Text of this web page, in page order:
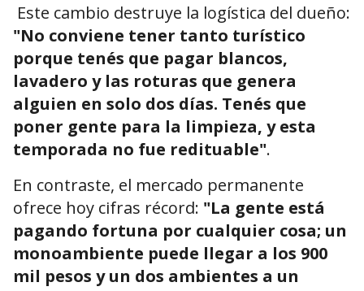
Este cambio destruye la logística del dueño:
"No conviene tener tanto turístico
porque tenés que pagar blancos,
lavadero y las roturas que genera
alguien en solo dos días. Tenés que
poner gente para la limpieza, y esta
temporada no fue redituable".
En contraste, el mercado permanente
ofrece hoy cifras récord: "La gente está
pagando fortuna por cualquier cosa; un
monoambiente puede llegar a los 900
mil pesos y un dos ambientes a un